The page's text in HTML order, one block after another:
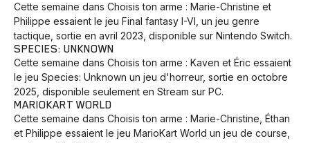
Cette semaine dans Choisis ton arme : Marie-Christine et
Philippe essaient le jeu Final fantasy I-VI, un jeu genre
tactique, sortie en avril 2023, disponible sur Nintendo Switch.
SPECIES: UNKNOWN
Cette semaine dans Choisis ton arme : Kaven et Éric essaient
le jeu Species: Unknown un jeu d'horreur, sortie en octobre
2025, disponible seulement en Stream sur PC.
MARIOKART WORLD
Cette semaine dans Choisis ton arme : Marie-Christine, Éthan
et Philippe essaient le jeu MarioKart World un jeu de course,